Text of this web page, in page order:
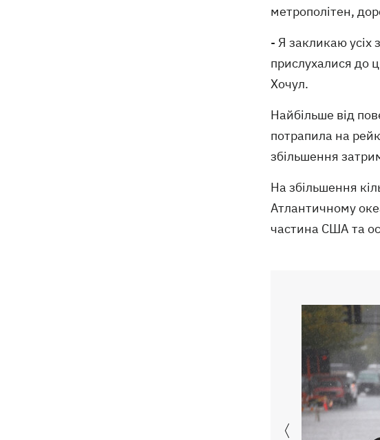
метрополітен,
- Я закликаю усіх
прислухалися до
Хочул.
Найбільше від
потрапила на
збільшення
На збільшення
Атлантичному
частина США та